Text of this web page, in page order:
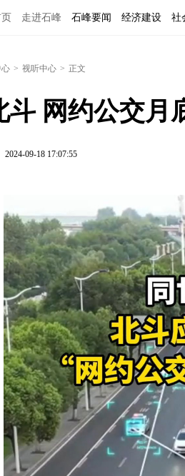
走进石峰 石峰要闻 经济建设 社
> 视听中心 > 正文
斗 网约公交月
2024-09-18 17:07:55